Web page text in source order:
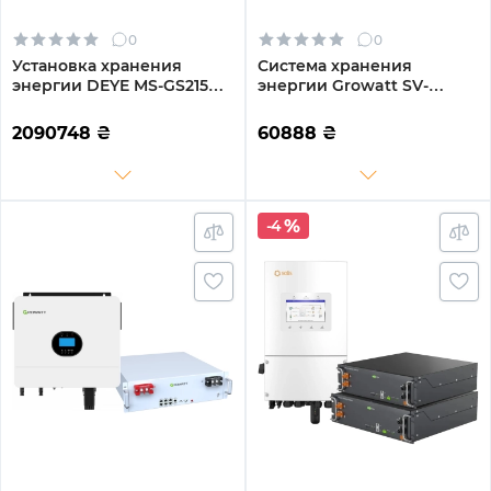
0
Установка хранения
энергии DEYE MS-GS215
LiFePO4 IP54, 200kW
MPPT, Fire Extinguisher, Air
2090748 ₴
0
Система хранения
энергии Growatt SV-
5.1kWh 1BAT LiFePO4 6000
циклов (SV-1GR5K1-LGR5K1-
60888 ₴
-4